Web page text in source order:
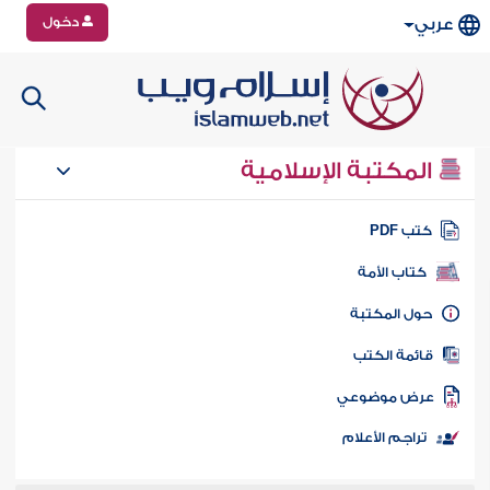
عربي دخول
المكتبة الإسلامية
كتب PDF
كتاب الأمة
المكتبة
الكتب
موضوعي